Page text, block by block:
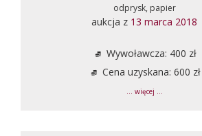
odprysk, papier
aukcja z 13 marca 2018
Wywoławcza: 400 zł
Cena uzyskana: 600 zł
... więcej ...